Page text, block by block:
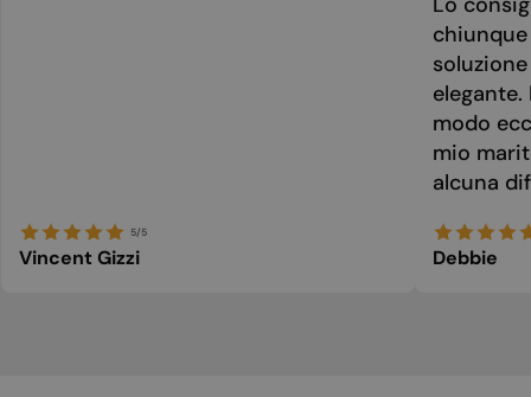
5/5
Vincent Gizzi
modo
mio
alcuna
Debbie